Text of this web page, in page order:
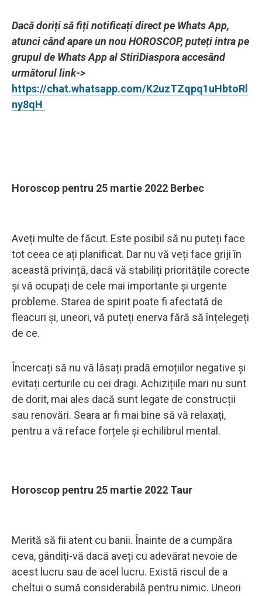
Dacă doriți să fiți notificați direct pe Whats App,
atunci când apare un nou HOROSCOP, puteți intra pe
grupul de Whats App al StiriDiaspora accesând
următorul link->
https://chat.whatsapp.com/K2uzTZqpq1uHbtoRl
ny8qH
Horoscop pentru 25 martie 2022 Berbec
Aveți multe de făcut. Este posibil să nu puteți face
tot ceea ce ați planificat. Dar nu vă veți face griji în
această privință, dacă vă stabiliți prioritățile corecte
și vă ocupați de cele mai importante și urgente
probleme. Starea de spirit poate fi afectată de
fleacuri și, uneori, vă puteți enerva fără să înțelegeți
de ce.
Încercați să nu vă lăsați pradă emoțiilor negative și
evitați certurile cu cei dragi. Achizițiile mari nu sunt
de dorit, mai ales dacă sunt legate de construcții
sau renovări. Seara ar fi mai bine să vă relaxați,
pentru a vă reface forțele și echilibrul mental.
Horoscop pentru 25 martie 2022 Taur
Merită să fii atent cu banii. Înainte de a cumpăra
ceva, gândiți-vă dacă aveți cu adevărat nevoie de
acest lucru sau de acel lucru. Există riscul de a
cheltui o sumă considerabilă pentru nimic. Uneori